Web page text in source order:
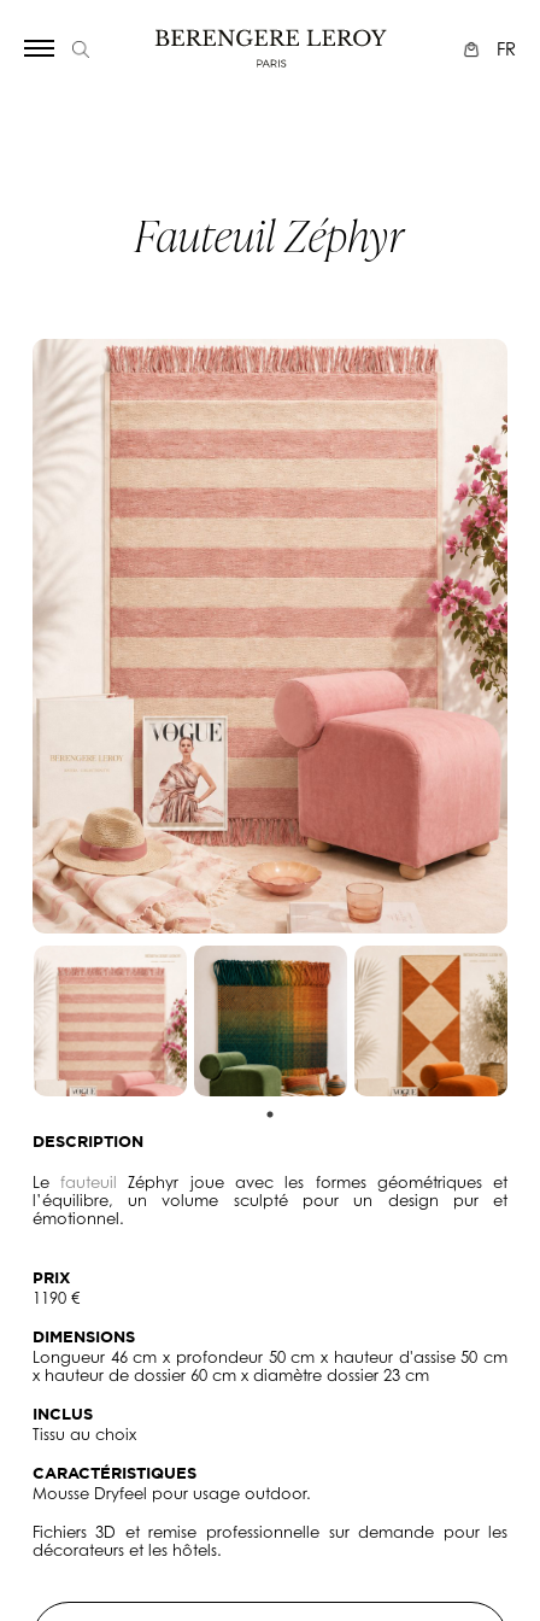
FR
Fauteuil Zéphyr
DESCRIPTION
LefauteuilZéphyr joue avec les formes géométriques et
l’équilibre, un volume sculpté pour un design pur et
émotionnel.
PRIX
1190 €
DIMENSIONS
Longueur 46 cm x profondeur 50 cm x hauteur d'assise 50 cm
x hauteur de dossier 60 cm x diamètre dossier 23 cm
INCLUS
Tissu au choix
CARACTÉRISTIQUES
Mousse Dryfeel pour usage outdoor.
Fichiers 3D et remise professionnelle sur demande pour les
décorateurs et les hôtels.